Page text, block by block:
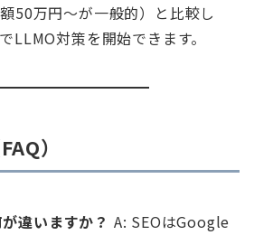
50万円〜が一般的）と比較し
LLMO対策を開始できます。
）
違いますか？ A: SEOはGoogle